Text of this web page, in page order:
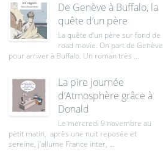
De Genève à Buffalo, la
quête d’un père
La quête d’un père sur fond de
road movie. On part de Genève
pour arriver à Buffalo. Un roman très ...
La pire journée
d’Atmosphère grâce à
Donald
Le mercredi 9 novembre au
petit matin, après une nuit reposée et
sereine, j’allume France inter, ...